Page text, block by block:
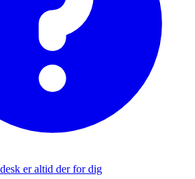
er altid der for dig